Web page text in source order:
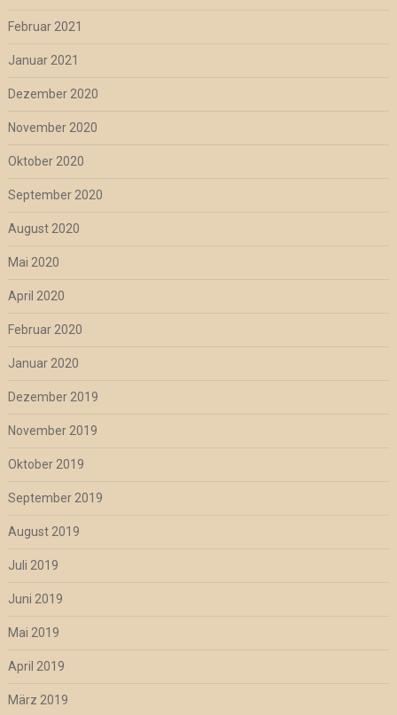
Februar 2021
Januar 2021
Dezember 2020
November 2020
Oktober 2020
September 2020
August 2020
Mai 2020
April 2020
Februar 2020
Januar 2020
Dezember 2019
November 2019
Oktober 2019
September 2019
August 2019
Juli 2019
Juni 2019
Mai 2019
April 2019
März 2019